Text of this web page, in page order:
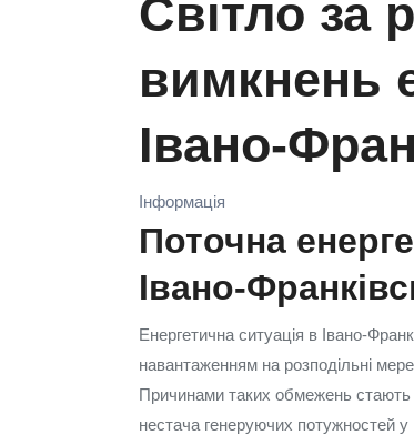
Світло за
вимкнень
Інформація
Поточна
Енергетична ситуація в
навантаженням на розподільні
Причинами таких обмежень стають
нестача генеруючих потужностей у